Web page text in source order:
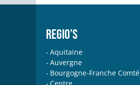
REGIO’S
Aquitaine
Auvergne
Bourgogne-Franche Comté